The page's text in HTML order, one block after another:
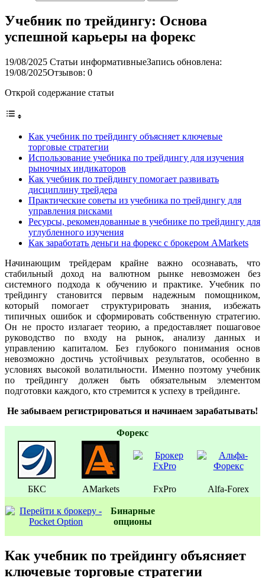
Учебник по трейдингу: Основа
успешной карьеры на форекс
19/08/2025 Статьи информативныеЗапись обновлена:
19/08/2025Отзывов: 0
Открой содержание статьи
Как учебник по трейдингу объясняет ключевые
торговые стратегии
Использование учебника по трейдингу для изучения
рыночных индикаторов
Как учебник по трейдингу помогает развивать
дисциплину трейдера
Практические советы из учебника по трейдингу для
управления рисками
Ресурсы, рекомендованные в учебнике по трейдингу для
углубленного изучения
Как заработать деньги на форекс с брокером AMarkets
Начинающим трейдерам крайне важно осознавать, что
стабильный доход на валютном рынке невозможен без
системного подхода к обучению и практике. Учебник по
трейдингу становится первым надежным помощником,
который помогает структурировать знания, избежать
типичных ошибок и сформировать собственную стратегию.
Он не просто излагает теорию, а предоставляет пошаговое
руководство по входу на рынок, анализу данных и
управлению капиталом. Без глубокого понимания основ
невозможно достичь устойчивых результатов, особенно в
условиях высокой волатильности. Именно поэтому учебник
по трейдингу должен быть обязательным элементом
подготовки каждого, кто стремится к успеху в трейдинге.
Не забываем регистрироваться и начинаем зарабатывать!
Форекс
БКС AMarkets FxPro Alfa-Forex
Бинаpные
oпционы
Как учебник по трейдингу объясняет
ключевые торговые стратегии